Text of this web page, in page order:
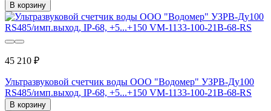
В корзину
45 210 ₽
Ультразвуковой счетчик воды ООО "Водомер" УЗРВ-Ду100
RS485/имп.выход, IP-68, +5...+150 VM-1133-100-21B-68-RS
В корзину